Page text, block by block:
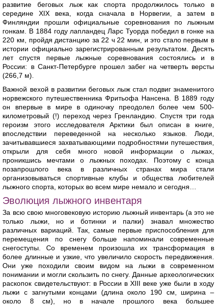
развитие беговых лыж как спорта продолжилось только в
середине XIX века, когда сначала в Норвегии, а затем в
Финляндии прошли официальные соревнования по лыжным
гонкам. В 1884 году лапландец Ларс Туорда победил в гонке на
220 км, пройдя дистанцию за 22 ч 22 мин, и это стало первым в
истории официально зарегистрированным результатом. Десять
лет спустя первые лыжные соревнования состоялись и в
России: в Санкт-Петербурге прошел забег на четверть версты
(266,7 м).
Важной вехой в развитии беговых лыж стал подвиг знаменитого
норвежского путешественника Фритьофа Нансена. В 1889 году
он впервые в мире в одиночку преодолел более чем 500-
километровый (!) переход через Гренландию. Спустя три года
героизм этого исследователя Арктики был описан в книге,
впоследствии переведенной на несколько языков. Люди,
зачитывавшиеся захватывающими подробностями путешествия,
открыли для себя много новой информации о лыжах,
проникшись мечтами о лыжных походах. Поэтому с конца
позапрошлого века в различных странах мира стали
организовываться спортивные клубы и общества любителей
лыжного спорта, которых во всем мире немало и сегодня…
Эволюция лыжного инвентаря
За всю свою многовековую историю лыжный инвентарь (а это не
только лыжи, но и ботинки и палки) знавал множество
различных вариаций. Так, самые первые приспособления для
перемещения по снегу больше напоминали современные
снегоступы. Со временем произошла их трансформация в
более длинные и узкие, что увеличило скорость передвижения.
Они уже походили своим видом на лыжи в современном
понимании и могли скользить по снегу. Данные археологических
раскопок свидетельствуют: в России в XIII веке уже были в ходу
лыжи с загнутыми концами (длина около 190 см, ширина –
около 8 см), но в начале прошлого века большее